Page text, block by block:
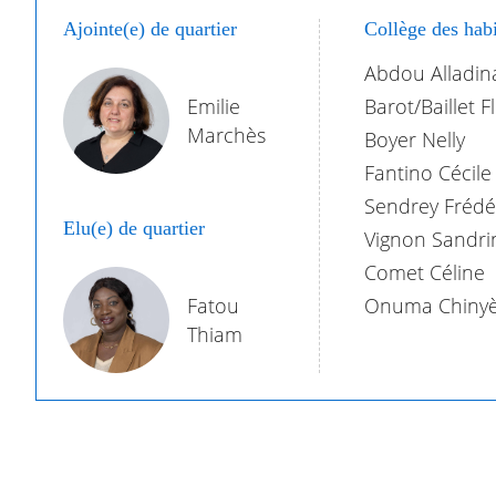
Ajointe(e) de quartier
Emilie
Marchès
Elu(e) de quartier
Fatou
Thiam
Collège des
Abdou
Barot/Baillet
Boyer Nelly
Fantino Cécile
Sendrey
Vignon
Comet Céline
Onuma